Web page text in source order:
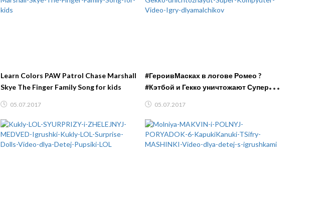
Learn Colors PAW Patrol Chase Marshall
Skye The Finger Family Song for kids
05.07.2017
#ГероивМасках в логове Ромео ?
#Кэтбой и Гекко уничтожают Супер
#длямальчиков
05.07.2017